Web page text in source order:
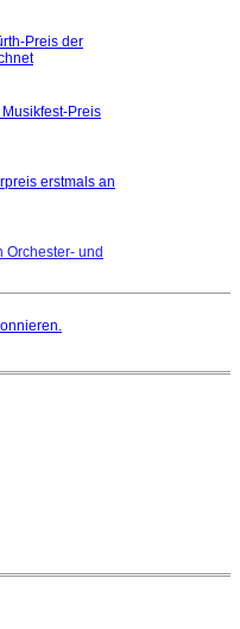
am
Stefan Veselka